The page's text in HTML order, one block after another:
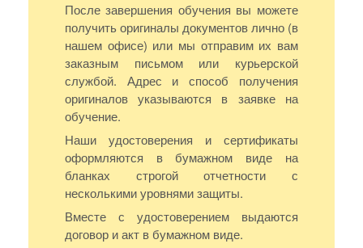
После завершения обучения вы можете
получить оригиналы документов лично (в
нашем офисе) или мы отправим их вам
заказным письмом или курьерской
службой. Адрес и способ получения
оригиналов указываются в заявке на
обучение.
Наши удостоверения и сертификаты
оформляются в бумажном виде на
бланках строгой отчетности с
несколькими уровнями защиты.
Вместе с удостоверением выдаются
договор и акт в бумажном виде.